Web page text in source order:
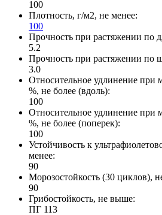
100
Плотность, г/м2, не менее:
100
Прочность при растяжении по
5.2
Прочность при растяжении по
3.0
Относительное удлинение при
%, не более (вдоль):
100
Относительное удлинение при
%, не более (поперек):
100
Устойчивость к
менее:
90
Морозостойкость (30 циклов),
90
Грибостойкость, не выше:
ПГ 113